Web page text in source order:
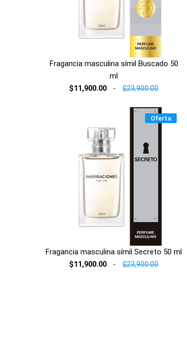
Fragancia masculina símil Buscado 50
ml
$11,900.00 - $23,900.00
Oferta
Fragancia masculina símil Secreto 50 ml
$11,900.00 - $23,900.00